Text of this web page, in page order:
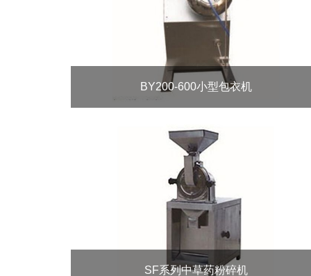
BY200-600小型包衣机
SF系列中草药粉碎机